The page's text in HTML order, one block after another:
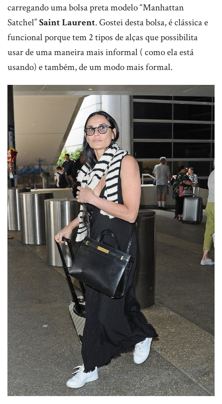
carregando uma bolsa preta modelo “Manhattan
Satchel”Saint Laurent. Gostei desta bolsa, é clássica e
funcional porque tem 2 tipos de alças que possibilita
usar de uma maneira mais informal ( como ela está
usando) e também, de um modo mais formal.